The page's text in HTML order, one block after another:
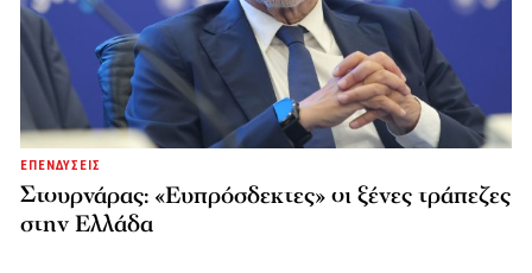
ΕΠΕΝΔΥΣΕΙΣ
Στουρνάρας: «Ευπρόσδεκτες» οι ξένες τράπεζες
στην Ελλάδα